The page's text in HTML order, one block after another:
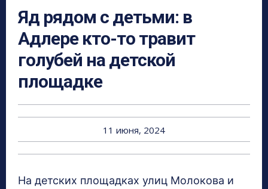
Яд рядом с детьми: в
Адлере кто-то травит
голубей на детской
площадке
11 июня, 2024
На детских площадках улиц Молокова и